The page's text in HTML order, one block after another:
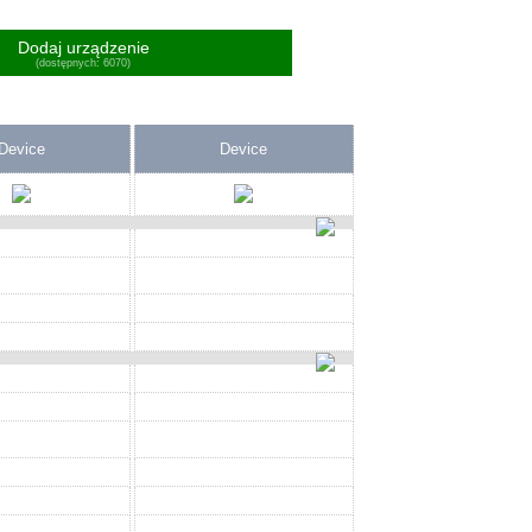
Dodaj urządzenie
(dostępnych: 6070)
Device Device